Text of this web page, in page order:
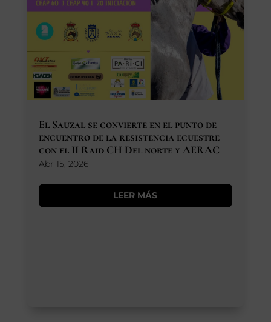
El Sauzal se convierte en el punto de
encuentro de la resistencia ecuestre
con el II Raid CH Del norte y AERAC
Abr 15, 2026
LEER MÁS